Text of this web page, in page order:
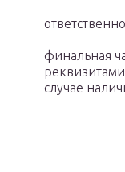
финальная
случае